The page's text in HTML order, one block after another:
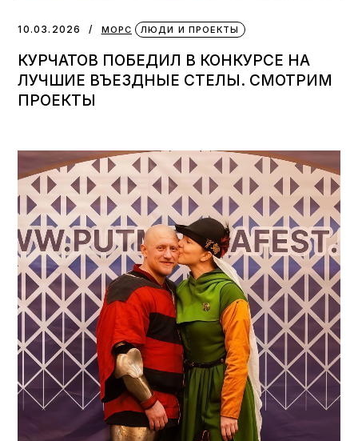
10.03.2026 МОРС ЛЮДИ И ПРОЕКТЫ
КУРЧАТОВ ПОБЕДИЛ В КОНКУРСЕ НА
ЛУЧШИЕ ВЪЕЗДНЫЕ СТЕЛЫ. СМОТРИМ
ПРОЕКТЫ